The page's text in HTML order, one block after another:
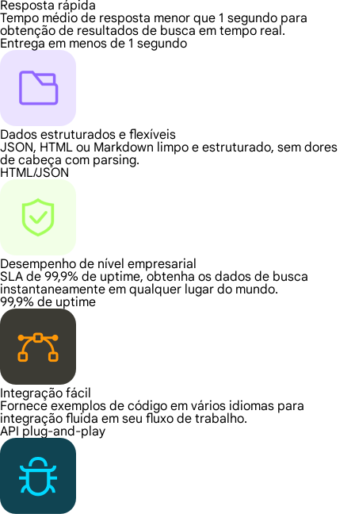
Resposta rápida
Tempo médio de resposta menor que 1 segundo para
obtenção de resultados de busca em tempo real.
Entrega em menos de 1 segundo
Dados estruturados e flexíveis
JSON, HTML ou Markdown limpo e estruturado, sem dores
de cabeça com parsing.
HTML/JSON
Desempenho de nível empresarial
SLA de 99,9% de uptime, obtenha os dados de busca
instantaneamente em qualquer lugar do mundo.
99,9% de uptime
Integração fácil
Fornece exemplos de código em vários idiomas para
integração fluida em seu fluxo de trabalho.
API plug-and-play